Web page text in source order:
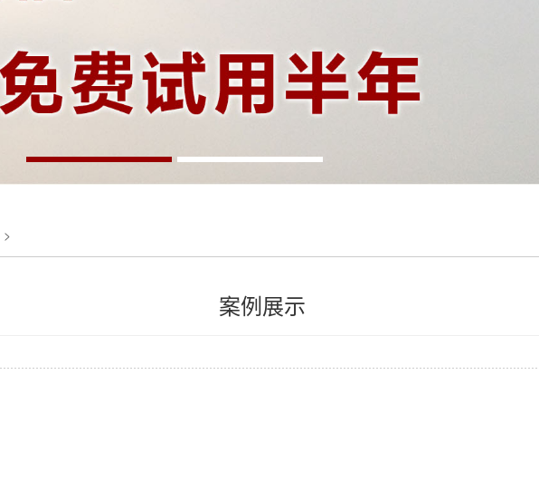
>
案例展示